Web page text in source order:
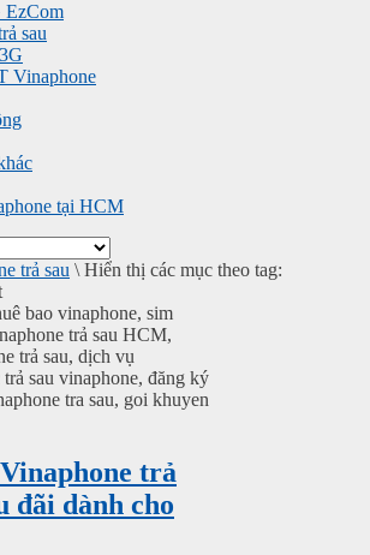
EzCom
sau
Vinaphone
tại HCM
trả sau \ Hiển thị các mục theo tag:
bao vinaphone, sim
trả sau HCM,
trả sau, dịch vụ
sau vinaphone, đăng ký
tra sau, goi khuyen
trả
đãi dành cho